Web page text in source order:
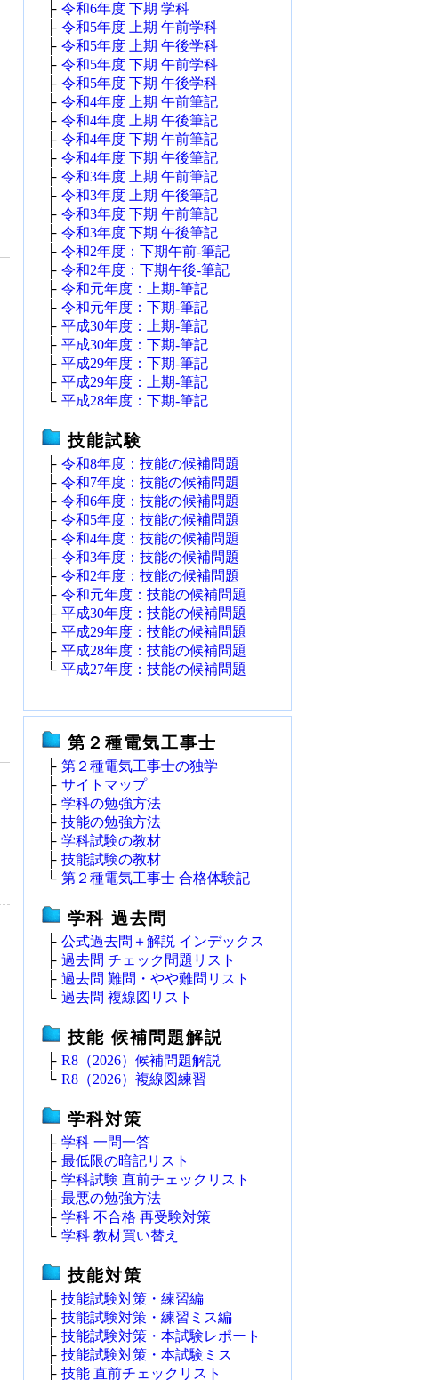
├ 令和6年度 下期 学科
├ 令和5年度 上期 午前学科
├ 令和5年度 上期 午後学科
├ 令和5年度 下期 午前学科
├ 令和5年度 下期 午後学科
├ 令和4年度 上期 午前筆記
├ 令和4年度 上期 午後筆記
├ 令和4年度 下期 午前筆記
├ 令和4年度 下期 午後筆記
├ 令和3年度 上期 午前筆記
├ 令和3年度 上期 午後筆記
├ 令和3年度 下期 午前筆記
├ 令和3年度 下期 午後筆記
├ 令和2年度：下期午前‐筆記
├ 令和2年度：下期午後‐筆記
├ 令和元年度：上期‐筆記
├ 令和元年度：下期‐筆記
├ 平成30年度：上期‐筆記
├ 平成30年度：下期‐筆記
├ 平成29年度：下期‐筆記
├ 平成29年度：上期‐筆記
└ 平成28年度：下期‐筆記
技能試験
├ 令和8年度：技能の候補問題
├ 令和7年度：技能の候補問題
├ 令和6年度：技能の候補問題
├ 令和5年度：技能の候補問題
├ 令和4年度：技能の候補問題
├ 令和3年度：技能の候補問題
├ 令和2年度：技能の候補問題
├ 令和元年度：技能の候補問題
├ 平成30年度：技能の候補問題
├ 平成29年度：技能の候補問題
├ 平成28年度：技能の候補問題
└ 平成27年度：技能の候補問題
第２種電気工事士
├ 第２種電気工事士の独学
├ サイトマップ
├ 学科の勉強方法
├ 技能の勉強方法
├ 学科試験の教材
├ 技能試験の教材
└ 第２種電気工事士 合格体験記
学科 過去問
├ 公式過去問＋解説 インデックス
├ 過去問 チェック問題リスト
├ 過去問 難問・やや難問リスト
└ 過去問 複線図リスト
技能 候補問題解説
├ R8（2026）候補問題解説
└ R8（2026）複線図練習
学科対策
├ 学科 一問一答
├ 最低限の暗記リスト
├ 学科試験 直前チェックリスト
├ 最悪の勉強方法
├ 学科 不合格 再受験対策
└ 学科 教材買い替え
技能対策
├ 技能試験対策・練習編
├ 技能試験対策・練習ミス編
├ 技能試験対策・本試験レポート
├ 技能試験対策・本試験ミス
├ 技能 直前チェックリスト